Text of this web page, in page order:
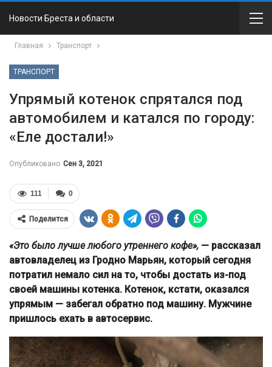
Новости Бреста и области
Главная Транспорт
ТРАНСПОРТ
Упрямый котенок спрятался под
автомобилем и катался по городу:
«Еле достали!»
Опубликовано Сен 3, 2021
0
111
Поделится
«Это было лучше любого утреннего кофе», — рассказал
автовладелец из Гродно Марьян, который сегодня
потратил немало сил на то, чтобы достать из-под
своей машины котенка. Котенок, кстати, оказался
упрямым — забегал обратно под машину. Мужчине
пришлось ехать в автосервис.